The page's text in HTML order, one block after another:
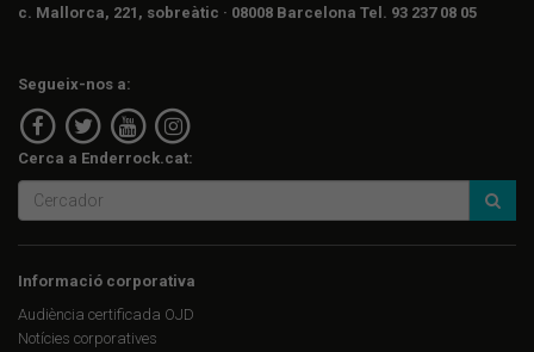
c. Mallorca, 221, sobreàtic · 08008 Barcelona Tel. 93 237 08 05
Segueix-nos a:
Cerca a Enderrock.cat:
Informació corporativa
Audiència certificada OJD
Notícies corporatives